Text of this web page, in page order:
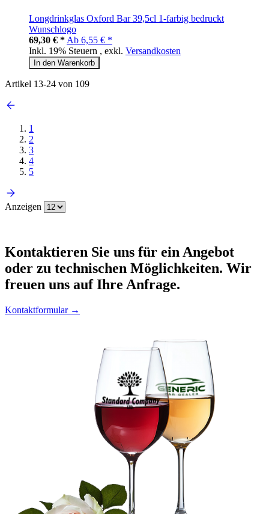
Longdrinkglas Oxford Bar 39,5cl 1-farbig bedruckt
Wunschlogo
69,30 € * Ab 6,55 € *
Inkl. 19% Steuern , exkl. Versandkosten
In den Warenkorb
Artikel 13-24 von 109
1
2
3
4
5
Anzeigen
Kontaktieren Sie uns für ein Angebot
oder zu technischen Möglichkeiten. Wir
freuen uns auf Ihre Anfrage.
Kontaktformular →